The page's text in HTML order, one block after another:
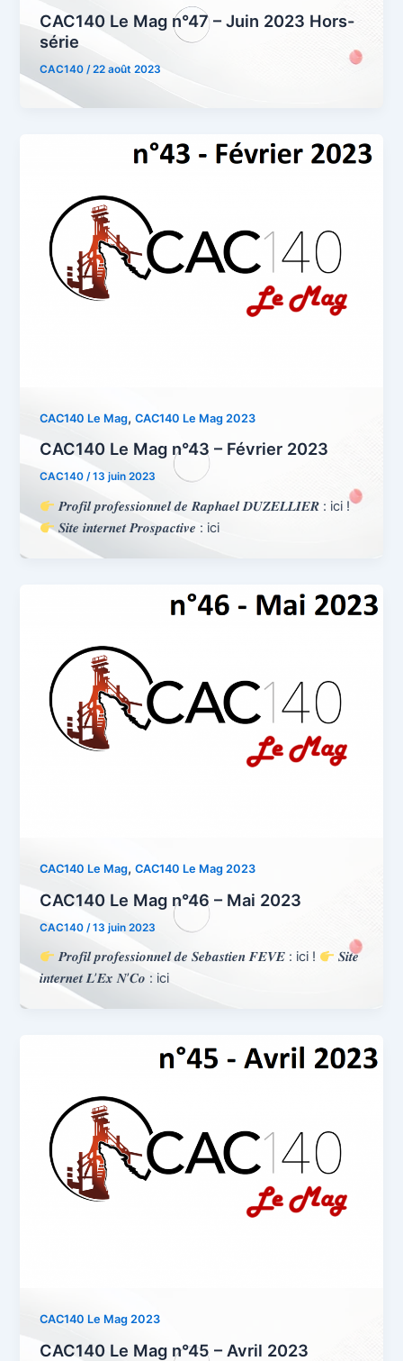
CAC140 Le Mag n°47 – Juin 2023 Hors-
série
CAC140/22 août 2023
CAC140 Le Mag,CAC140 Le Mag 2023
CAC140 Le Mag n°43 – Février 2023
CAC140/13 juin 2023
𝑷𝒓𝒐𝒇𝒊𝒍 𝒑𝒓𝒐𝒇𝒆𝒔𝒔𝒊𝒐𝒏𝒏𝒆𝒍 𝒅𝒆 𝑹𝒂𝒑𝒉𝒂𝒆𝒍 𝑫𝑼𝒁𝑬𝑳𝑳𝑰𝑬𝑹 : ici !
𝑺𝒊𝒕𝒆 𝒊𝒏𝒕𝒆𝒓𝒏𝒆𝒕 𝑷𝒓𝒐𝒔𝒑𝒂𝒄𝒕𝒊𝒗𝒆 : ici
CAC140 Le Mag,CAC140 Le Mag 2023
CAC140 Le Mag n°46 – Mai 2023
CAC140 /13 juin 2023
𝑷𝒓𝒐𝒇𝒊𝒍 𝒑𝒓𝒐𝒇𝒆𝒔𝒔𝒊𝒐𝒏𝒏𝒆𝒍 𝒅𝒆 𝑺𝒆𝒃𝒂𝒔𝒕𝒊𝒆𝒏 𝑭𝑬𝑽𝑬 : ici !
𝑺𝒊𝒕𝒆
𝒊𝒏𝒕𝒆𝒓𝒏𝒆𝒕 𝑳’𝑬𝒙 𝑵’𝑪𝒐 : ici
CAC140 Le Mag 2023
CAC140 Le Mag n°45 – Avril 2023